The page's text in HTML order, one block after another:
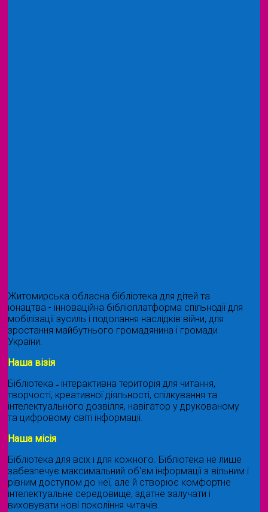
Житомирська обласна бібліотека для дітей та
юнацтва - інноваційна бібліоплатформа спільнодії для
мобілізації зусиль і подолання наслідків війни, для
зростання майбутнього громадянина і громади
України.
Наша візія
Бібліотека ˗ інтерактивна територія для читання,
творчості, креативної діяльності, спілкування та
інтелектуального дозвілля, навігатор у друкованому
та цифровому світі інформації.
Наша місія
Бібліотека для всіх і для кожного. Бібліотека не лише
забезпечує максимальний об'єм інформації з вільним і
рівним доступом до неї, але й створює комфортне
інтелектуальне середовище, здатне залучати і
виховувати нові покоління читачів.